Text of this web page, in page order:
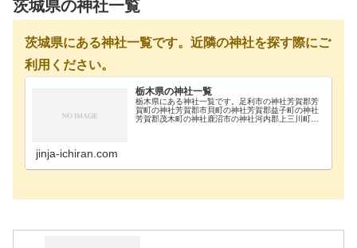
茨城県の神社一覧
茨城県にある神社一覧です。近隣の神社を探す際にご
利用ください。
栃木県の神社一覧
栃木県にある神社一覧です。足利市の神社芳賀郡芳
賀町の神社芳賀郡市貝町の神社芳賀郡益子町の神社
芳賀郡茂木町の神社鹿沼市の神社河内郡上三川町の
jinja-ichiran.com